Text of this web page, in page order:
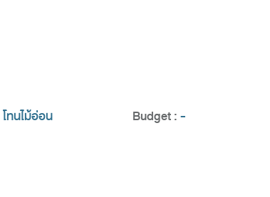
โทนไม้อ่อน Budget :-